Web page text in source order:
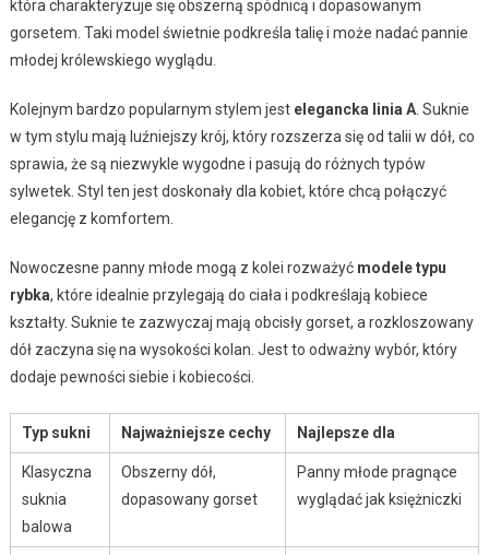
która charakteryzuje się obszerną spódnicą i dopasowanym
gorsetem. Taki model świetnie podkreśla talię i może nadać pannie
młodej królewskiego wyglądu.
Kolejnym bardzo popularnym stylem jest elegancka linia A. Suknie
w tym stylu mają luźniejszy krój, który rozszerza się od talii w dół, co
sprawia, że są niezwykle wygodne i pasują do różnych typów
sylwetek. Styl ten jest doskonały dla kobiet, które chcą połączyć
elegancję z komfortem.
Nowoczesne panny młode mogą z kolei rozważyć modele typu
rybka, które idealnie przylegają do ciała i podkreślają kobiece
kształty. Suknie te zazwyczaj mają obcisły gorset, a rozkloszowany
dół zaczyna się na wysokości kolan. Jest to odważny wybór, który
dodaje pewności siebie i kobiecości.
Typ sukni Najważniejsze cechy Najlepsze dla
Klasyczna
suknia
balowa
Obszerny dół,
dopasowany gorset
Panny młode pragnące
wyglądać jak księżniczki